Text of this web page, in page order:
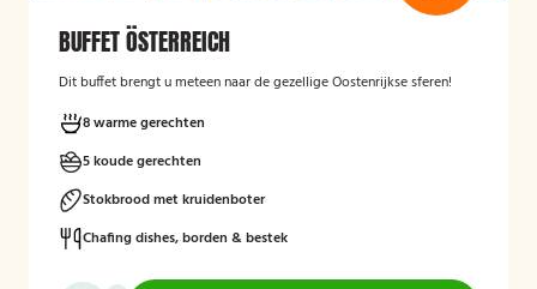
BUFFET ÖSTERREICH
Dit buffet brengt u meteen naar de gezellige Oostenrijkse sferen!
8 warme gerechten
5 koude gerechten
Stokbrood met kruidenboter
Chafing dishes, borden & bestek